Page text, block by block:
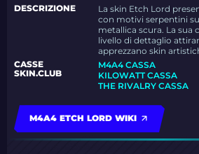
DESCRIZIONE
La skin Etch Lord
con motivi serpentini
metallica scura. La sua
livello di dettaglio
apprezzano skin
CASSE
SKIN.CLUB
M4A4 CASSA
KILOWATT CASSA
THE RIVALRY CASSA
M4A4 ETCH LORD WIKI